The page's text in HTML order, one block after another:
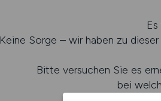
Keine Sorge – wir haben zu
Bitte versuchen Sie es
bei